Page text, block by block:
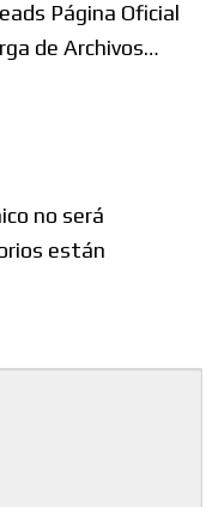
Página Oficial
de Archivos…
no será
están